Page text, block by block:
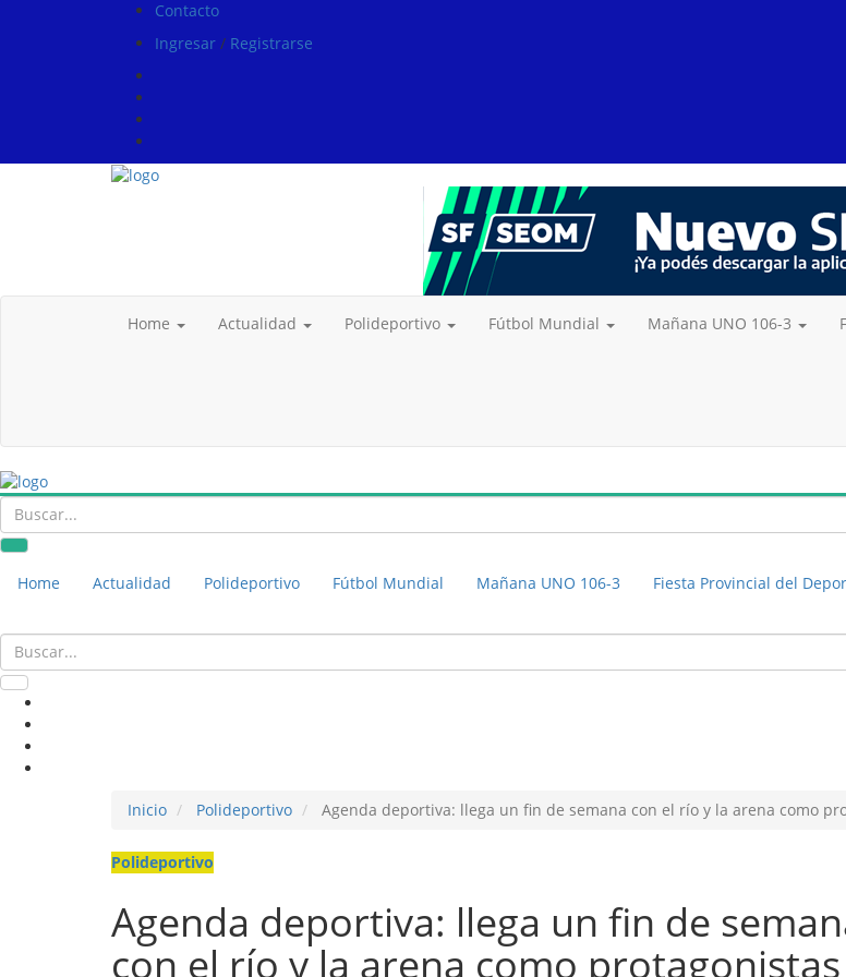
Contacto
Ingresar / Registrarse
Home Actualidad Polideportivo Fútbol Mundial Mañana UNO 106-3
Home Actualidad Polideportivo Fútbol Mundial Mañana UNO 106-3 Fiesta Provincial del
Inicio Polideportivo Agenda deportiva: llega un fin de semana con el río y la arena como
Polideportivo
Agenda deportiva: llega un fin de
con el río y la arena como protagonistas